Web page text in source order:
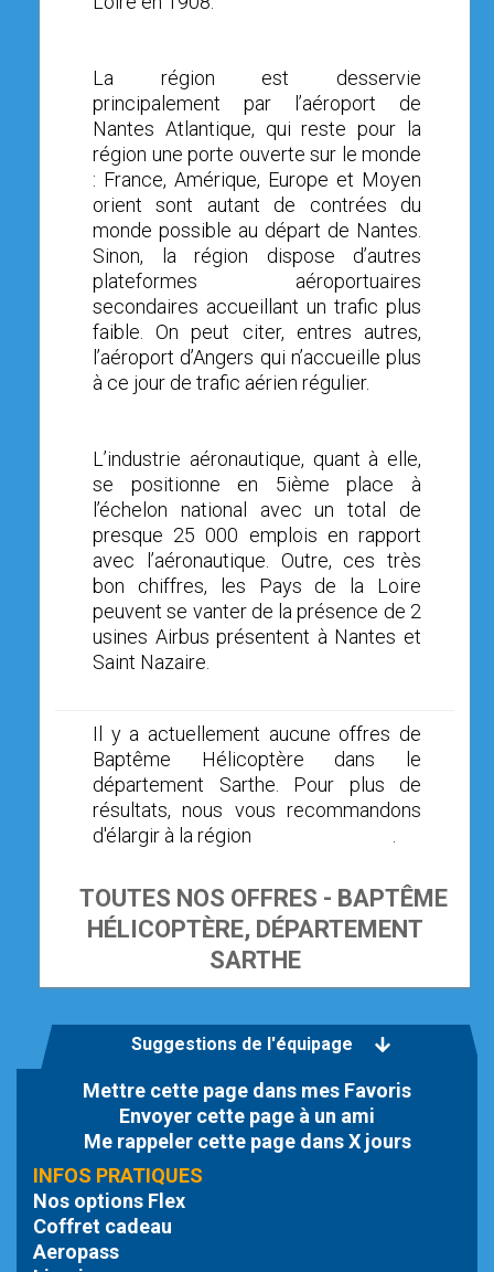
La région est desservie
principalement par l’aéroport de
Nantes Atlantique, qui reste pour la
région une porte ouverte sur le monde
: France, Amérique, Europe et Moyen
orient sont autant de contrées du
monde possible au départ de Nantes.
Sinon, la région dispose d’autres
plateformes aéroportuaires
secondaires accueillant un trafic plus
faible. On peut citer, entres autres,
l’aéroport d’Angers qui n’accueille plus
à ce jour de trafic aérien régulier.
L’industrie aéronautique, quant à elle,
se positionne en 5ième place à
l’échelon national avec un total de
presque 25 000 emplois en rapport
avec l’aéronautique. Outre, ces très
bon chiffres, les Pays de la Loire
peuvent se vanter de la présence de 2
usines Airbus présentent à Nantes et
Saint Nazaire.
Il y a actuellement aucune offres de
Baptême Hélicoptère dans le
département Sarthe. Pour plus de
résultats, nous vous recommandons
d'élargir à la région
TOUTES NOS OFFRES - BAPTÊME
HÉLICOPTÈRE, DÉPARTEMENT
SARTHE
Suggestions de l'équipage
Mettre cette page dans mes Favoris
Envoyer cette page à un ami
Me rappeler cette page dans X jours
INFOS PRATIQUES
Nos options Flex
Coffret cadeau
Aeropass